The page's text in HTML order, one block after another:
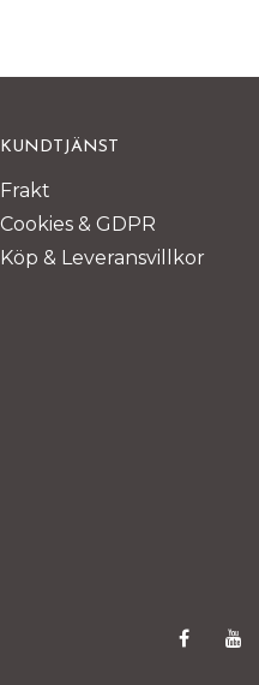
KUNDTJÄNST
Frakt
Cookies & GDPR
Köp & Leveransvillkor